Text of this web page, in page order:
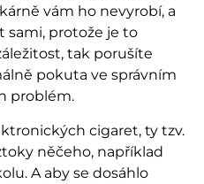
vám ho nevyrobí, a
sami, protože je to
tak porušíte
pokuta ve správním
problém.
cigaret, ty tzv.
něčeho, například
A aby se dosáhlo